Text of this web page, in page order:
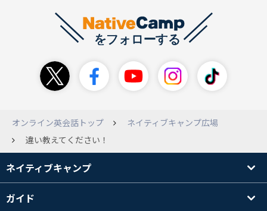
オンライン英会話トップ
ネイティブキャンプ広場
違い教えてください！
ネイティブキャンプ
ガイド